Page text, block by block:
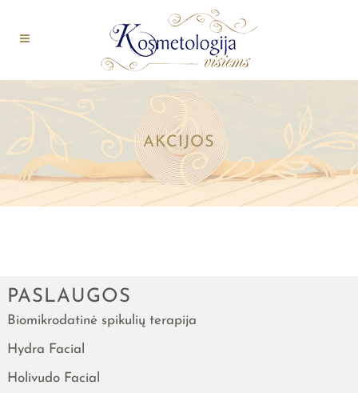
AKCIJOS
PASLAUGOS
Biomikrodatinė spikulių terapija
Hydra Facial
Holivudo Facial